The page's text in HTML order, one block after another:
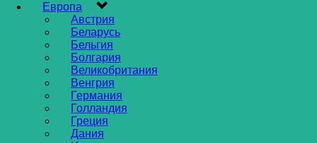
Европа
Австрия
Беларусь
Бельгия
Болгария
Великобритания
Венгрия
Германия
Голландия
Греция
Дания